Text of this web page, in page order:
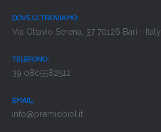
DOVE CI TROVIAMO:
Via Ottavio Serena, 37 70126 Bari - Italy
TELEFONO:
39 0805582512
EMAIL:
info@premiobiol.it